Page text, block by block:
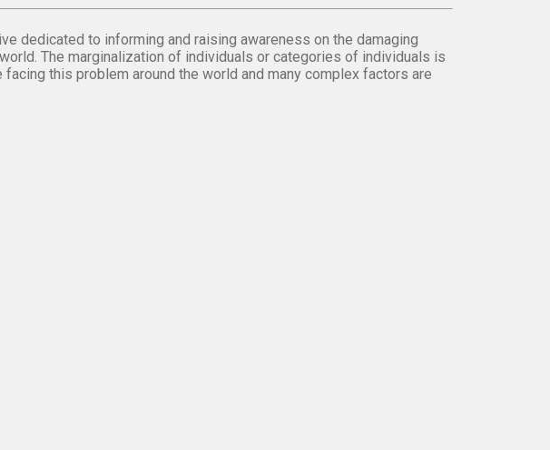
dedicated to informing and raising awareness on the damaging
The marginalization of individuals or categories of individuals is
this problem around the world and many complex factors are